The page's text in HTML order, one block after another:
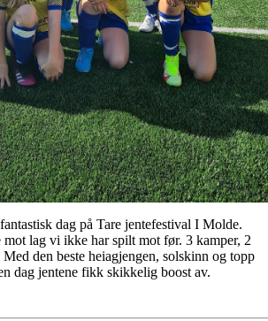
dag på Tare jentefestival I Molde.
lag vi ikke har spilt mot før. 3 kamper, 2
den beste heiagjengen, solskinn og topp
dag jentene fikk skikkelig boost av.